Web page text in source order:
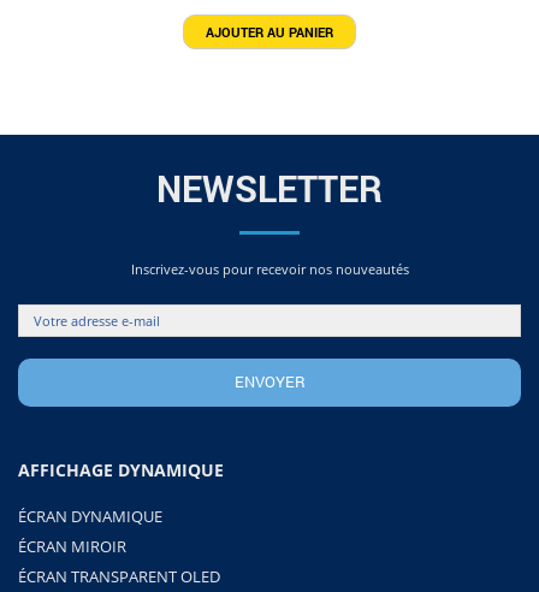
AJOUTER AU PANIER
NEWSLETTER
Inscrivez-vous pour recevoir nos nouveautés
AFFICHAGE DYNAMIQUE
ÉCRAN DYNAMIQUE
ÉCRAN MIROIR
ÉCRAN TRANSPARENT OLED